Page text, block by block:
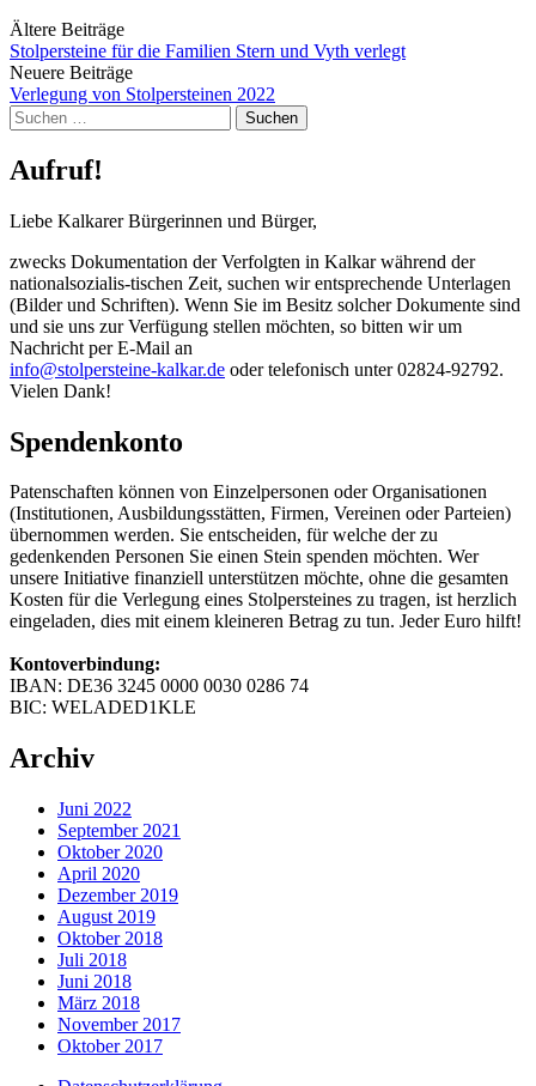
Beitragsnavigation
Ältere Beiträge
Stolpersteine für die Familien Stern und Vyth verlegt
Neuere Beiträge
Verlegung von Stolpersteinen 2022
Suchen
nach:
Aufruf!
Liebe Kalkarer Bürgerinnen und Bürger,
zwecks Dokumentation der Verfolgten in Kalkar während der
nationalsozialis-tischen Zeit, suchen wir entsprechende Unterlagen
(Bilder und Schriften). Wenn Sie im Besitz solcher Dokumente sind
und sie uns zur Verfügung stellen möchten, so bitten wir um
Nachricht per E-Mail an
info@stolpersteine-kalkar.de oder telefonisch unter 02824-92792.
Vielen Dank!
Spendenkonto
Patenschaften können von Einzelpersonen oder Organisationen
(Institutionen, Ausbildungsstätten, Firmen, Vereinen oder Parteien)
übernommen werden. Sie entscheiden, für welche der zu
gedenkenden Personen Sie einen Stein spenden möchten. Wer
unsere Initiative finanziell unterstützen möchte, ohne die gesamten
Kosten für die Verlegung eines Stolpersteines zu tragen, ist herzlich
eingeladen, dies mit einem kleineren Betrag zu tun. Jeder Euro hilft!
Kontoverbindung:
IBAN: DE36 3245 0000 0030 0286 74
BIC: WELADED1KLE
Archiv
Juni 2022
September 2021
Oktober 2020
April 2020
Dezember 2019
August 2019
Oktober 2018
Juli 2018
Juni 2018
März 2018
November 2017
Oktober 2017